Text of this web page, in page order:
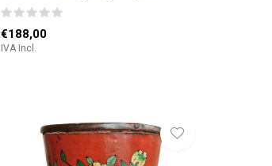
€188,00
IVA Incl.